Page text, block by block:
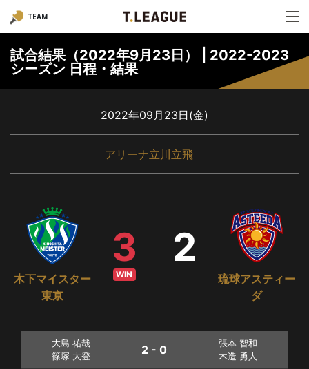
TEAM
試合結果（2022年9月23日） | 2022-2023
シーズン 日程・結果
2022年09月23日(金)
アリーナ立川立飛
木下マイスター
東京
3
WIN
琉球アスティー
ダ
2
大島 祐哉
篠塚 大登
2 - 0
張本 智和
木造 勇人